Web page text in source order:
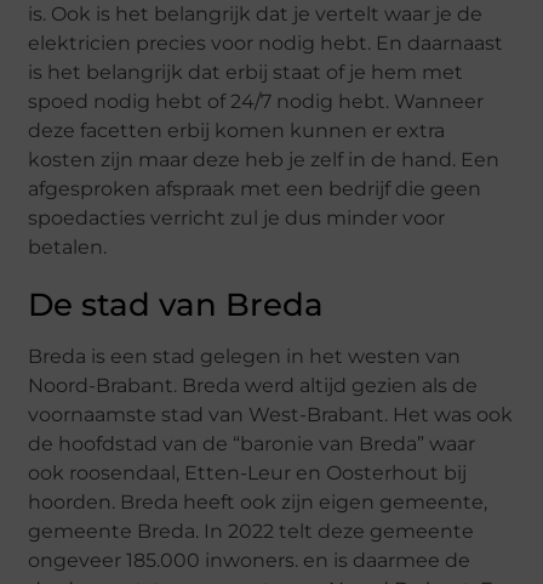
is. Ook is het belangrijk dat je vertelt waar je de
elektricien precies voor nodig hebt. En daarnaast
is het belangrijk dat erbij staat of je hem met
spoed nodig hebt of 24/7 nodig hebt. Wanneer
deze facetten erbij komen kunnen er extra
kosten zijn maar deze heb je zelf in de hand. Een
afgesproken afspraak met een bedrijf die geen
spoedacties verricht zul je dus minder voor
betalen.
De stad van Breda
Breda is een stad gelegen in het westen van
Noord-Brabant. Breda werd altijd gezien als de
voornaamste stad van West-Brabant. Het was ook
de hoofdstad van de “baronie van Breda” waar
ook roosendaal, Etten-Leur en Oosterhout bij
hoorden. Breda heeft ook zijn eigen gemeente,
gemeente Breda. In 2022 telt deze gemeente
ongeveer 185.000 inwoners. en is daarmee de